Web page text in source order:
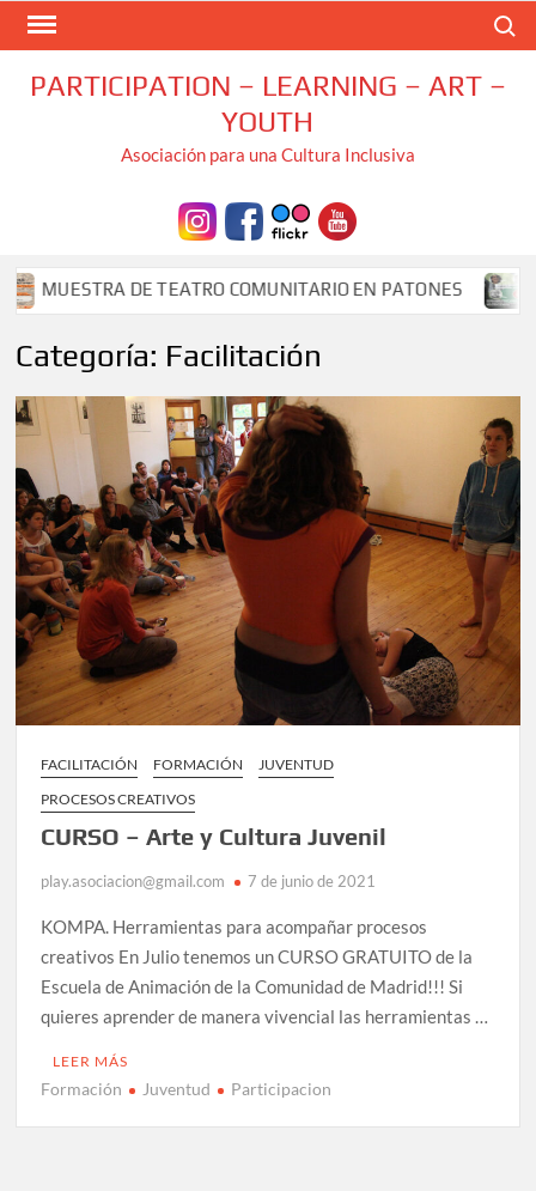
Saltar
contenido
PARTICIPATION – LEARNING – ART –
YOUTH
Asociación para una Cultura Inclusiva
MUESTRA DE TEATRO COMUNITARIO EN PATONES
Categoría: Facilitación
FACILITACIÓN FORMACIÓN
JUVENTUD
PROCESOS CREATIVOS
CURSO – Arte y Cultura Juvenil
play.asociacion@gmail.com 7 de junio de 2021
KOMPA. Herramientas para acompañar procesos
creativos En Julio tenemos un CURSO GRATUITO de la
Escuela de Animación de la Comunidad de Madrid!!! Si
quieres aprender de manera vivencial las herramientas …
LEER MÁS
Formación Juventud Participacion